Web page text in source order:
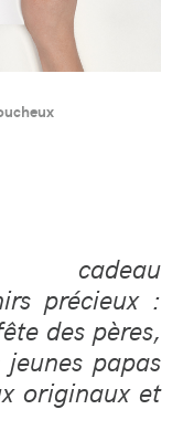
cadeau
précieux :
des pères,
papas
originaux et